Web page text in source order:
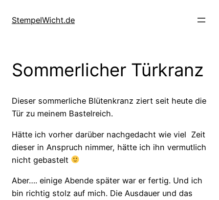
zumStempelWicht.de
Sommerlicher Türkranz
Dieser sommerliche Blütenkranz ziert seit heute die
Tür zu meinem Bastelreich.
Hätte ich vorher darüber nachgedacht wie viel Zeit
dieser in Anspruch nimmer, hätte ich ihn vermutlich
nicht gebastelt
Aber…. einige Abende später war er fertig. Und ich
bin richtig stolz auf mich. Die Ausdauer und das